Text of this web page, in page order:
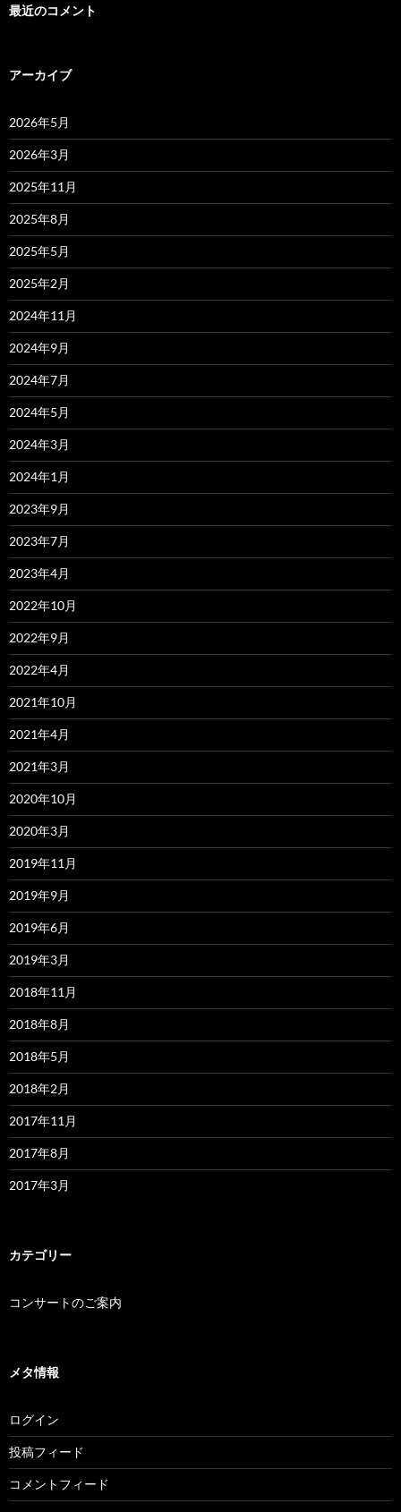
最近のコメント
アーカイブ
2026年5月
2026年3月
2025年11月
2025年8月
2025年5月
2025年2月
2024年11月
2024年9月
2024年7月
2024年5月
2024年3月
2024年1月
2023年9月
2023年7月
2023年4月
2022年10月
2022年9月
2022年4月
2021年10月
2021年4月
2021年3月
2020年10月
2020年3月
2019年11月
2019年9月
2019年6月
2019年3月
2018年11月
2018年8月
2018年5月
2018年2月
2017年11月
2017年8月
2017年3月
カテゴリー
コンサートのご案内
メタ情報
ログイン
投稿フィード
コメントフィード